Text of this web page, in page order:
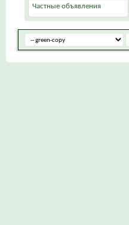
Частные объявления